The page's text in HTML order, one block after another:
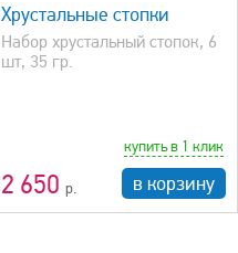
Хрустальные стопки
Набор хрустальный стопок, 6
шт, 35 гр.
2 650
купить в 1 клик
в корзину